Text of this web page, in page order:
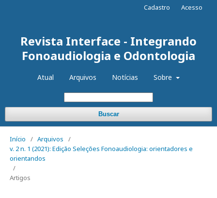
Revista Interface - Integrando
Fonoaudiologia e Odontologia
Atual Arquivos Notícias Sobre
Buscar
Cadastro Acesso
Início / Arquivos
/
v. 2 n. 1 (2021): Edição Seleções Fonoaudiologia: orientadores e
orientandos
/
Artigos